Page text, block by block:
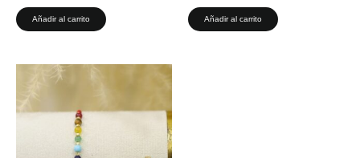
Añadir al carrito Añadir al carrito